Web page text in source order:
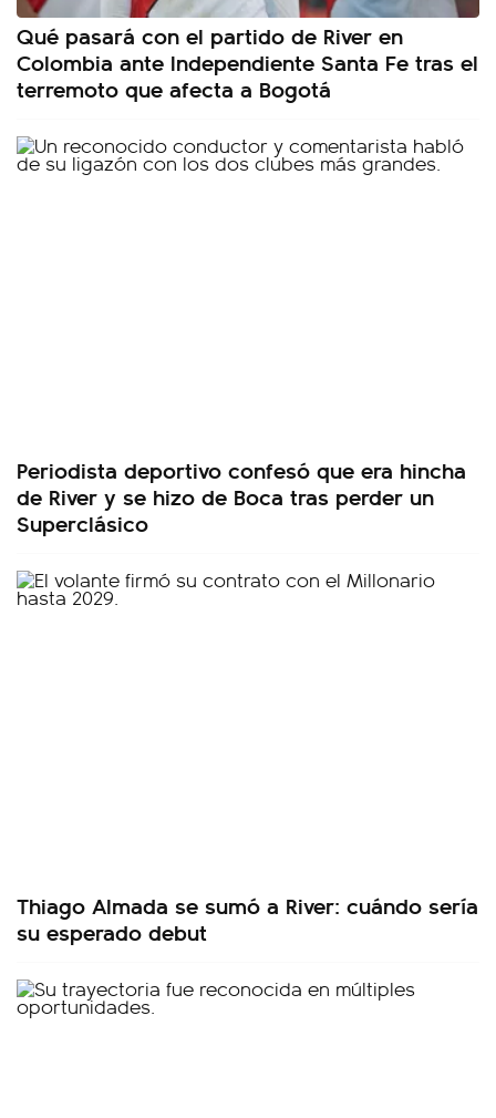
Qué pasará con el partido de River en
Colombia ante Independiente Santa Fe tras el
terremoto que afecta a Bogotá
Periodista deportivo confesó que era hincha
de River y se hizo de Boca tras perder un
Superclásico
Thiago Almada se sumó a River: cuándo sería
su esperado debut